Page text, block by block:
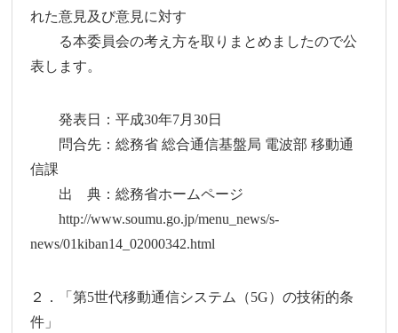
れた意見及び意見に対す
る本委員会の考え方を取りまとめましたので公
表します。
発表日：平成30年7月30日
問合先：総務省 総合通信基盤局 電波部 移動通
信課
出 典：総務省ホームページ
http://www.soumu.go.jp/menu_news/s-
news/01kiban14_02000342.html
２．「第5世代移動通信システム（5G）の技術的条
件」